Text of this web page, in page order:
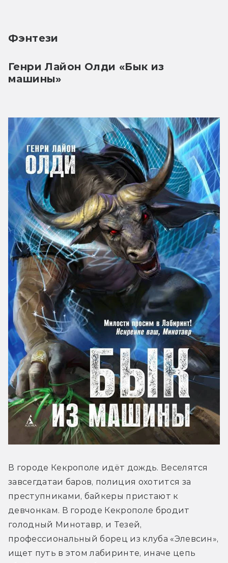
Фэнтези
Генри Лайон Олди «Бык из
машины»
В городе Кекрополе идёт дождь. Веселятся
завсегдатаи баров, полиция охотится за
преступниками, байкеры пристают к
девчонкам. В городе Кекрополе бродит
голодный Минотавр, и Тезей,
профессиональный борец из клуба «Элевсин»,
ищет путь в этом лабиринте, иначе цепь